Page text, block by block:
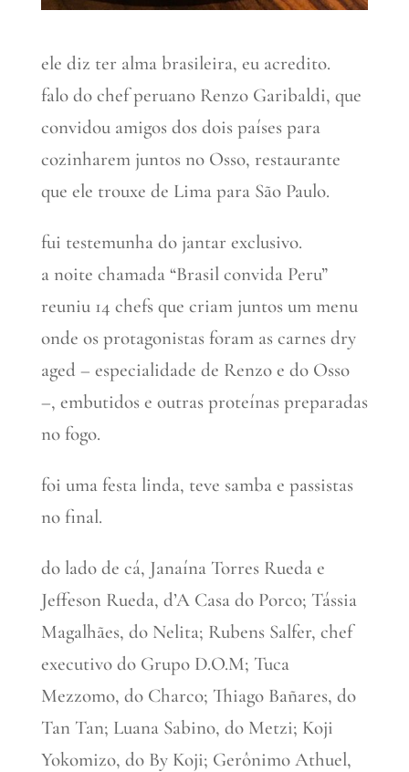
ele diz ter alma brasileira, eu acredito.
falo do chef peruano Renzo Garibaldi, que
convidou amigos dos dois países para
cozinharem juntos no Osso, restaurante
que ele trouxe de Lima para São Paulo.
fui testemunha do jantar exclusivo.
a noite chamada “Brasil convida Peru”
reuniu 14 chefs que criam juntos um menu
onde os protagonistas foram as carnes dry
aged – especialidade de Renzo e do Osso
–, embutidos e outras proteínas preparadas
no fogo.
foi uma festa linda, teve samba e passistas
no final.
do lado de cá, Janaína Torres Rueda e
Jeffeson Rueda, d’A Casa do Porco; Tássia
Magalhães, do Nelita; Rubens Salfer, chef
executivo do Grupo D.O.M; Tuca
Mezzomo, do Charco; Thiago Bañares, do
Tan Tan; Luana Sabino, do Metzi; Koji
Yokomizo, do By Koji; Gerônimo Athuel,